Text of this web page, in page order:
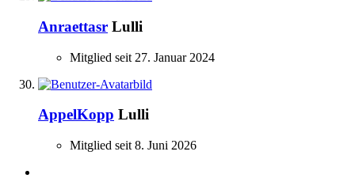
Anraettasr Lulli
Mitglied seit 27. Januar 2024
AppelKopp Lulli
Mitglied seit 8. Juni 2026